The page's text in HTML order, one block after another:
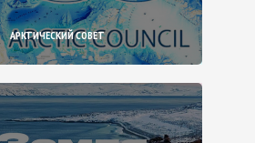
АРКТИЧЕСКИЙ СОВЕТ